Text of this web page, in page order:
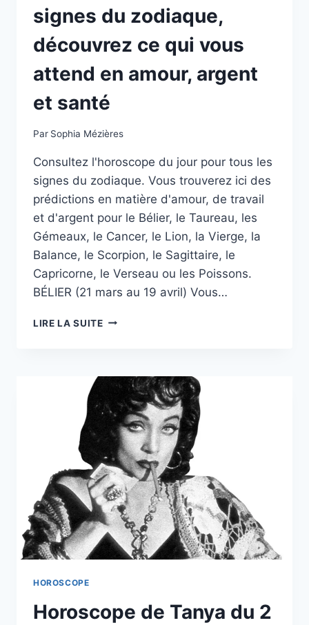
signes du zodiaque,
découvrez ce qui vous
attend en amour, argent
et santé
Par Sophia Mézières
Consultez l'horoscope du jour pour tous les
signes du zodiaque. Vous trouverez ici des
prédictions en matière d'amour, de travail
et d'argent pour le Bélier, le Taureau, les
Gémeaux, le Cancer, le Lion, la Vierge, la
Balance, le Scorpion, le Sagittaire, le
Capricorne, le Verseau ou les Poissons.
BÉLIER (21 mars au 19 avril) Vous…
LIRE LA SUITEHOROSCOPE
OCTOBRE
POUR
TOUS
LES
SIGNES
DU
ZODIAQUE,
DÉCOUVREZ
CE
QUI
VOUS
ATTEND
EN
SANTÉ
HOROSCOPE
Horoscope de Tanya du 2